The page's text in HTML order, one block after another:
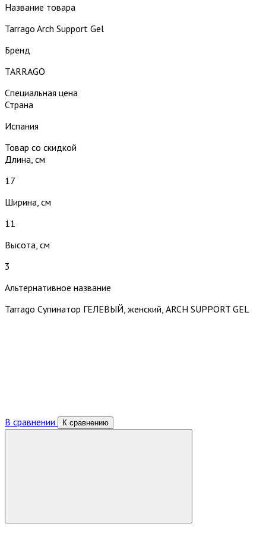
Название товара
Tarrago Arch Support Gel
Бренд
TARRAGO
Специальная цена
Страна
Испания
Товар со скидкой
Длина, см
17
Ширина, см
11
Высота, см
3
Альтернативное название
Tarrago Cупинатор ГЕЛЕВЫЙ, женский, ARCH SUPPORT GEL
В сравнении К сравнению